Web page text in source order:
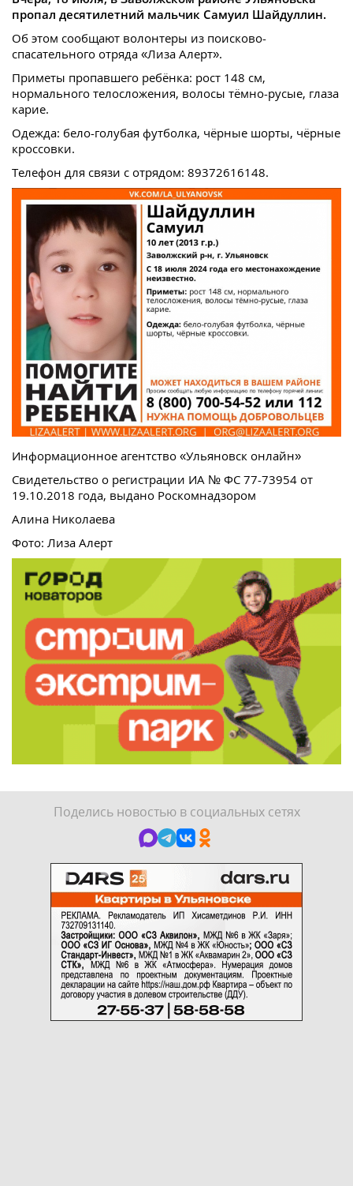
пропал десятилетний мальчик Самуил Шайдуллин.
Об этом сообщают волонтеры из поисково-
спасательного отряда «Лиза Алерт».
Приметы пропавшего ребёнка: рост 148 см,
нормального телосложения, волосы тёмно-русые, глаза
карие.
Одежда: бело-голубая футболка, чёрные шорты, чёрные
кроссовки.
Телефон для связи с отрядом: 89372616148.
Информационное агентство «Ульяновск онлайн»
Свидетельство о регистрации ИА № ФС 77-73954 от
19.10.2018 года, выдано Роскомнадзором
Алина Николаева
Фото: Лиза Алерт
Поделись новостью в социальных сетях